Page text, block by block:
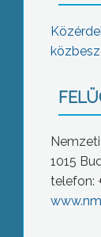
1015
telefon: